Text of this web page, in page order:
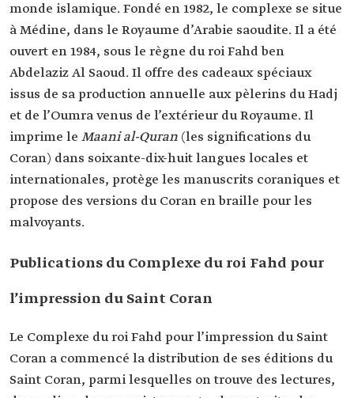
monde islamique. Fondé en 1982, le complexe se situe
à Médine, dans le Royaume d’Arabie saoudite. Il a été
ouvert en 1984, sous le règne du roi Fahd ben
Abdelaziz Al Saoud. Il offre des cadeaux spéciaux
issus de sa production annuelle aux pèlerins du Hadj
et de l’Oumra venus de l’extérieur du Royaume. Il
imprime le Maani al-Quran (les significations du
Coran) dans soixante-dix-huit langues locales et
internationales, protège les manuscrits coraniques et
propose des versions du Coran en braille pour les
malvoyants.
Publications du Complexe du roi Fahd pour
l’impression du Saint Coran
Le Complexe du roi Fahd pour l’impression du Saint
Coran a commencé la distribution de ses éditions du
Saint Coran, parmi lesquelles on trouve des lectures,